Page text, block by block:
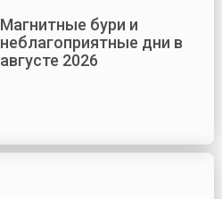
Магнитные бури и
неблагоприятные дни в
августе 2026